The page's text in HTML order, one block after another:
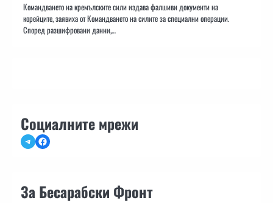
Командването на кремълските сили издава фалшиви документи на
корейците, заявиха от Командването на силите за специални операции.
Според разшифровани данни,…
Социалните мрежи
TelegramFacebook
За Бесарабски Фронт